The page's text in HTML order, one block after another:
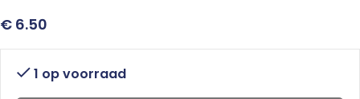
€ 6.50
1 op voorraad